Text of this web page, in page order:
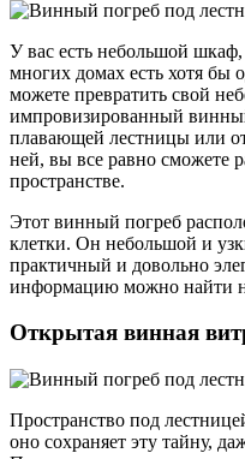
У вас есть небольшой
многих домах есть хотя
можете превратить свой
импровизированный
плавающей лестницы или
ней, вы все равно сможете
пространстве.
Этот винный погреб
клетки. Он небольшой и
практичный и довольно
информацию можно найти
Открытая винная
Пространство под
оно сохраняет эту тайну,